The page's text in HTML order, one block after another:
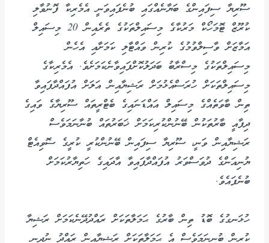
ސޫރިޔާ ސިފައިންގެ ބަޔާނެއްގައި ބުނެފައިވަނީ އެމެރިކާ ފޮނުވާލި
ކުރޫޒް ޓޮމަހޯކް މަރުކާގެ މިސައިލްތަކުގެ ތެރެއިން 20 މިސައިލް
އަމާޒަށް ވާސިލްވުމުގެ ކުރިން ވައްޓާލި ކަމަށާއި އެހެން
މިސައިލްތަކުގެ މިސްރާބު ބަދަލުކޮށްފައިވާނެކަމަށެވެ. އެމެރިކާގެ
މިސައިލްތަކަށް ހުރަސްއެޅުމަށް ރަޝިޔާއިން އަލަށް އުފައްދާފައިވާ
ތިން ބާވަތެއްގެ މިސައިލް އައްޑަނައިގެ ބެޓްރީތައް ސޫރިޔާގެ ވައިގެ
ދިފާއީ ބާރުތަކުން ބޭނުންކުރިކަމަށް ޚަބަރުތައް ބުނާނަމަވެސް
ރަޝިޔާއިން ވަނީ، ސޫރިޔާ ސިފައިން ބޭނުންކުރީ ކުރީގެ ސޮވިއެޓް
ޔުނިއަންގެ ދުވަސްވަރު އުފައްދާފައިވާ އާދައިގެ ހަތިޔާރުކަމަށް
ބުނެފައެވެ.
ހުޅަނގުގެ ބޮޑު ތިން ބާރުގެ ޙަމަލާތަކަށް ރައްދުދޭނެކަމަށް ރަޝިޔާ
ކުރިން ބުނިނަމަވެސް އެ ޙަމަލާތަކަށް ރަޝިޔާއިން ރައްދު ނުދިނީ